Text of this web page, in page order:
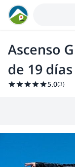
Ascenso
de 19 días
5.0(3)